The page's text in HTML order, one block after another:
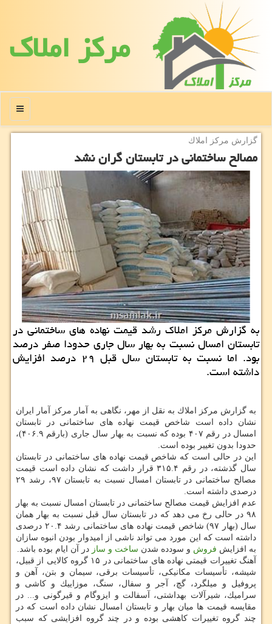
مركز املاك
منو
گزارش مركز املاك
مصالح ساختمانی در تابستان گران نشد
به گزارش مركز املاك رشد قیمت نهاده های ساختمانی در
تابستان امسال نسبت به بهار سال جاری حدودا صفر درصد
بود. اما نسبت به تابستان سال قبل ۲۹ درصد افزایش
داشته است.
به گزارش مركز املاك به نقل از مهر، نگاهی به آمار مركز آمار ایران
نشان داده است شاخص قیمت نهاده های ساختمانی در تابستان
امسال در رقم ۴۰۷ بوده كه نسبت به بهار سال جاری (بارقم ۴۰۶.۹)،
حدودا بدون تغییر بوده است.
این در حالی است كه شاخص قیمت نهاده های ساختمانی در تابستان
سال گذشته، در رقم ۳۱۵.۴ قرار داشت كه نشان داده است قیمت
مصالح ساختمانی در تابستان امسال نسبت به تابستان ۹۷، رشد ۲۹
درصدی داشته است.
عدم افزایش قیمت مصالح ساختمانی در تابستان امسال نسبت به بهار
۹۸ در حالی رخ می دهد كه در تابستان سال قبل نسبت به بهار همان
سال (بهار ۹۷) شاخص قیمت نهاده های ساختمانی رشد ۲۰.۴ درصدی
داشته است كه این مورد می تواند ناشی از امیدوار بودن انبوه سازان
به افزایش فروش و سودده شدن ساخت و ساز در آن ایام بوده باشد.
آهنگ تغییرات قیمتی نهاده های ساختمانی در ۱۵ گروه كالایی از قبیل،
شیشه، تأسیسات مكانیكی، تأسیسات برقی، سیمان و بتن، آهن و
پروفیل و میلگرد، گچ، آجر و سفال، سنگ، موزاییك و كاشی و
سرامیك، شیرآلات بهداشتی، آسفالت و ایزوگام و قیرگونی و... در
مقایسه قیمت ها میان بهار و تابستان امسال نشان داده است كه در
چند گروه تغییرات كاهشی بوده و در چند گروه افزایشی كه سبب